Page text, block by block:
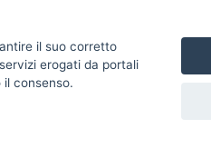
il suo corretto
erogati da portali
consenso.